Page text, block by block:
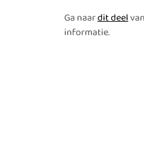
Ga naardit deel
informatie.